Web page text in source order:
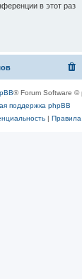
в этот раз
® Forum Software ©
поддержка phpBB
| Правила